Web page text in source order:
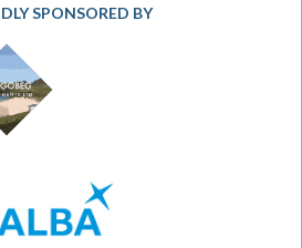
SPONSORED BY